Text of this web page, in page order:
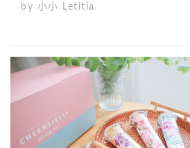
by 小小 Letitia